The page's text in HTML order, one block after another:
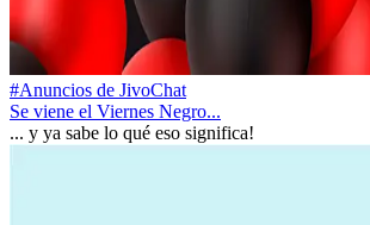
#Anuncios de JivoChat
Se viene el Viernes Negro...
... y ya sabe lo qué eso significa!